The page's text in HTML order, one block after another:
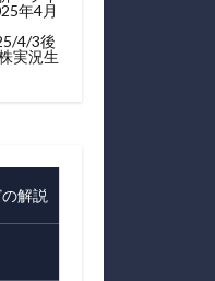
年4月
4/3後
実況生
解説